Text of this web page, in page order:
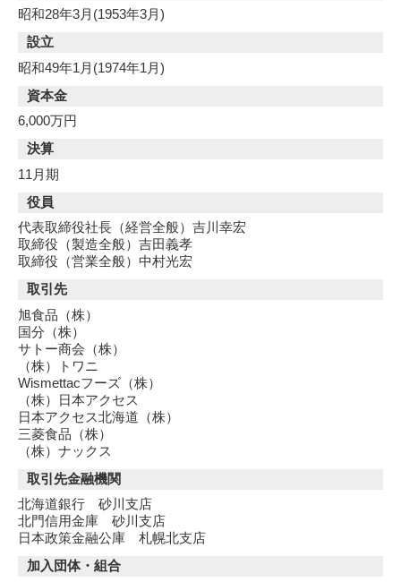
昭和28年3月(1953年3月)
設立
昭和49年1月(1974年1月)
資本金
6,000万円
決算
11月期
役員
代表取締役社長（経営全般）吉川幸宏
取締役（製造全般）吉田義孝
取締役（営業全般）中村光宏
取引先
旭食品（株）
国分（株）
サトー商会（株）
（株）トワニ
Wismettacフーズ（株）
（株）日本アクセス
日本アクセス北海道（株）
三菱食品（株）
（株）ナックス
取引先金融機関
北海道銀行 砂川支店
北門信用金庫 砂川支店
日本政策金融公庫 札幌北支店
加入団体・組合